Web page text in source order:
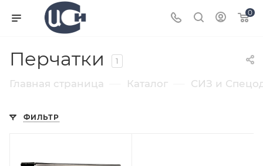
0
Перчатки 1
Главная страница Каталог СИЗ и
ФИЛЬТР